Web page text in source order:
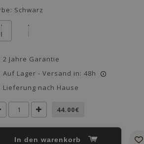
Schwarz
2 Jahre Garantie
Auf Lager - Versand in: 48h
i
Lieferung nach Hause
44.00€
in den warenkorb